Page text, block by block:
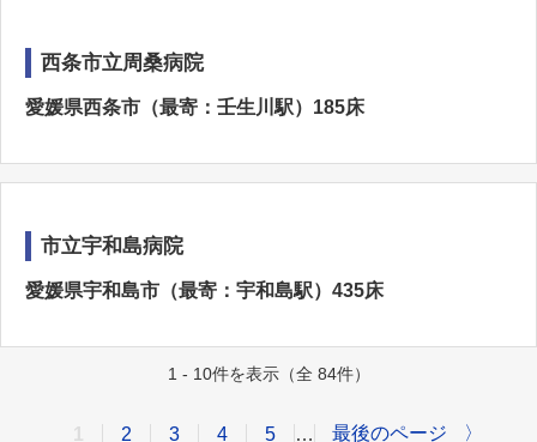
西条市立周桑病院
愛媛県西条市（最寄：壬生川駅）185床
市立宇和島病院
愛媛県宇和島市（最寄：宇和島駅）435床
1 - 10件を表示（全 84件）
2 3 4 5 … 最後のページ 〉